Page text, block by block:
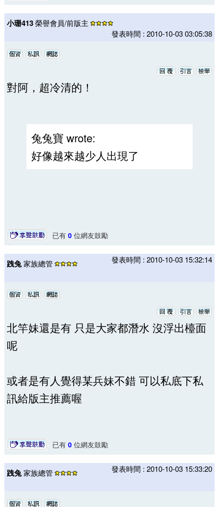
小珊413榮譽會員/前版主
發表時間 : 2010-10-03 03:05:38
對阿，超冷清的！
兔兔寶 wrote:
好像越來越少人出現了
已有 0位網友鼓勵
跩兔家族總管 發表時間 : 2010-10-03 15:32:14
北竿妹還是有 只是大家都潛水 沒浮出檯面
呢
或者是有人覺得某兵妹不錯 可以私底下私
訊給版主推薦喔
已有 0位網友鼓勵
跩兔家族總管 發表時間 : 2010-10-03 15:33:20